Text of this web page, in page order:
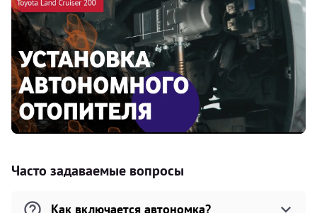
Часто задаваемые вопросы
Как включается автономка?